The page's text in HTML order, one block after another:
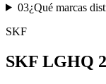
03¿Qué marcas
SKF
SKF LGHQ 2